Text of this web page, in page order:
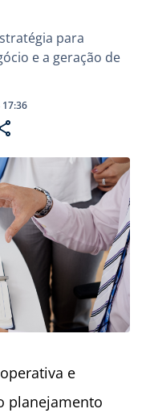
para
e a geração de
e
planejamento